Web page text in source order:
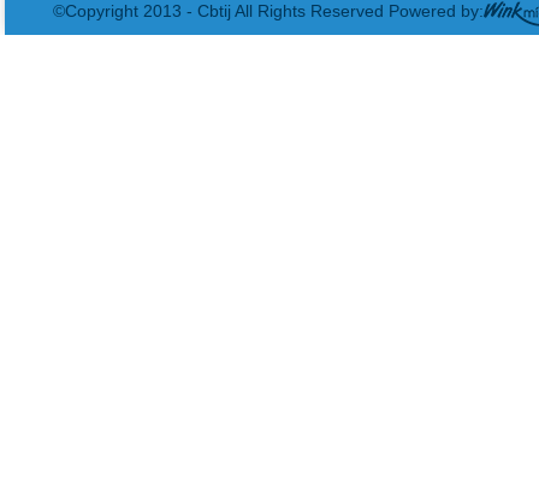
©Copyright 2013 - Cbtij All Rights Reserved Powered by: